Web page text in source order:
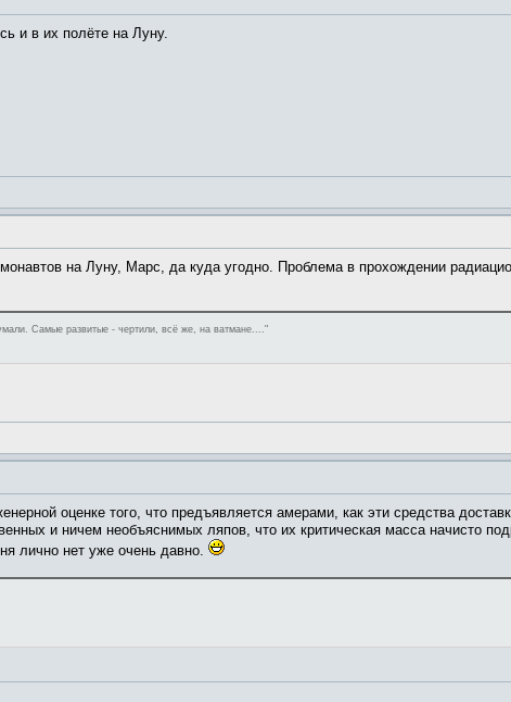
и в их полёте на Луну.
на Луну, Марс, да куда угодно. Проблема в прохождении
Самые развитые - чертили, всё же, на ватмане...."
оценке того, что предъявляется амерами, как эти средства
и ничем необъяснимых ляпов, что их критическая масса начисто
лично нет уже очень давно.